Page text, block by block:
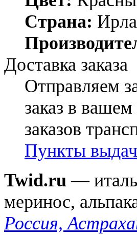
Страна:
Доставка заказа
Отправляем
заказ в
заказов
Пункты
Twid.ru —
меринос,
Россия,